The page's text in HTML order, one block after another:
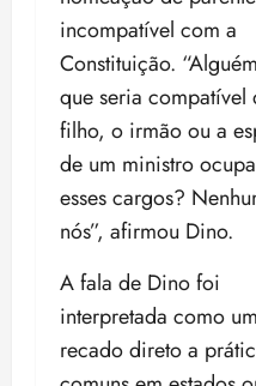
incompatível com a
Constituição.
que seria compatível
filho, o irmão ou a
de um ministro
esses cargos?
nós”, afirmou Dino.
A fala de Dino foi
interpretada como um
recado direto a